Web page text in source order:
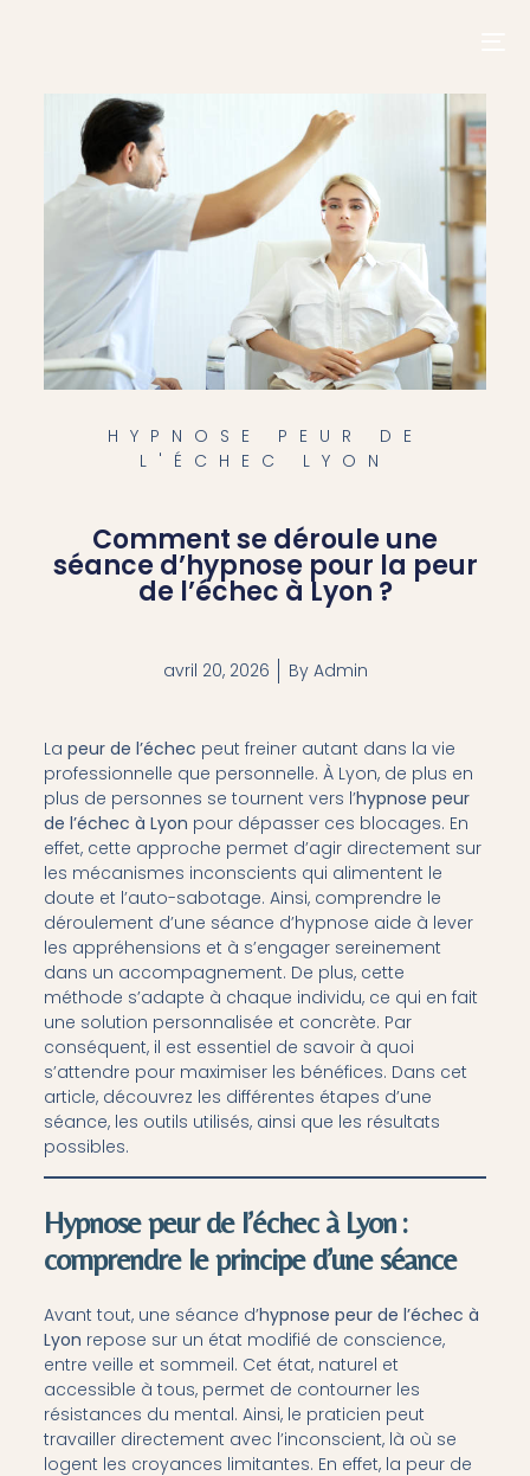
HYPNOSE PEUR DE
L'ÉCHEC LYON
Comment se déroule une
séance d’hypnose pour la peur
de l’échec à Lyon ?
avril 20, 2026 ByAdmin
La peur de l’échec peut freiner autant dans la vie
professionnelle que personnelle. À Lyon, de plus en
plus de personnes se tournent vers l’hypnose peur
de l’échec à Lyon pour dépasser ces blocages. En
effet, cette approche permet d’agir directement sur
les mécanismes inconscients qui alimentent le
doute et l’auto-sabotage. Ainsi, comprendre le
déroulement d’une séance d’hypnose aide à lever
les appréhensions et à s’engager sereinement
dans un accompagnement. De plus, cette
méthode s’adapte à chaque individu, ce qui en fait
une solution personnalisée et concrète. Par
conséquent, il est essentiel de savoir à quoi
s’attendre pour maximiser les bénéfices. Dans cet
article, découvrez les différentes étapes d’une
séance, les outils utilisés, ainsi que les résultats
possibles.
Hypnose peur de l’échec à Lyon :
comprendre le principe d’une séance
Avant tout, une séance d’hypnose peur de l’échec à
Lyon repose sur un état modifié de conscience,
entre veille et sommeil. Cet état, naturel et
accessible à tous, permet de contourner les
résistances du mental. Ainsi, le praticien peut
travailler directement avec l’inconscient, là où se
logent les croyances limitantes. En effet, la peur de